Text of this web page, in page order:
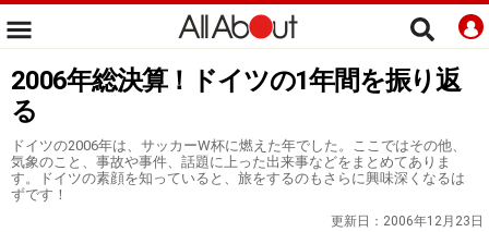
2006年総決算！ドイツの1年間を振り返
る
ドイツの2006年は、サッカーW杯に燃えた年でした。ここではその他、
気象のこと、事故や事件、話題に上った出来事などをまとめてありま
す。ドイツの素顔を知っていると、旅をするのもさらに興味深くなるは
ずです！
更新日： 2006年12月23日